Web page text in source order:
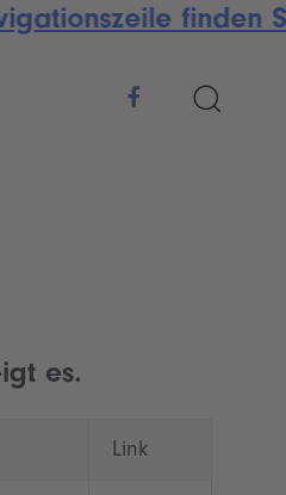
es.
Link